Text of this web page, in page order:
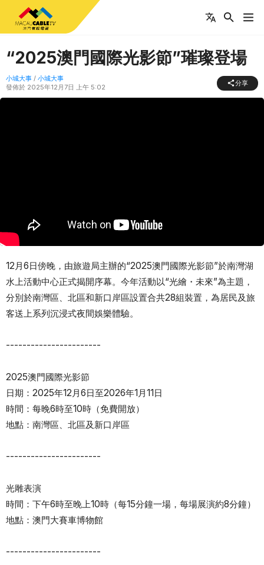
“2025澳門國際光影節”璀璨登場
小城大事 / 小城大事
發佈於 2025年12月7日 上午 5:02
分享
12月6日傍晚，由旅遊局主辦的“2025澳門國際光影節”於南灣湖
水上活動中心正式揭開序幕。今年活動以“光繪・未來”為主題，
分別於南灣區、北區和新口岸區設置合共28組裝置，為居民及旅
客送上系列沉浸式夜間娛樂體驗。
-----------------------
2025澳門國際光影節
日期：2025年12月6日至2026年1月11日
時間：每晚6時至10時（免費開放）
地點：南灣區、北區及新口岸區
-----------------------
光雕表演
時間：下午6時至晚上10時（每15分鐘一場，每場展演約8分鐘）
地點：澳門大賽車博物館
-----------------------